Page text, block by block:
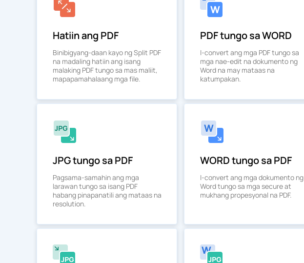
Hatiin ang PDF
Binibigyang-daan kayo ng Split PDF
na madaling hatiin ang isang
malaking PDF tungo sa mas maliit,
mapapamahalaang mga file.
PDF tungo sa WORD
I-convert ang mga PDF tungo sa
mga nae-edit na dokumento ng
Word na may mataas na
katumpakan.
JPG tungo sa PDF
Pagsama-samahin ang mga
larawan tungo sa isang PDF
habang pinapanatili ang mataas na
resolution.
WORD tungo sa PDF
I-convert ang mga dokumento ng
Word tungo sa mga secure at
mukhang propesyonal na PDF.